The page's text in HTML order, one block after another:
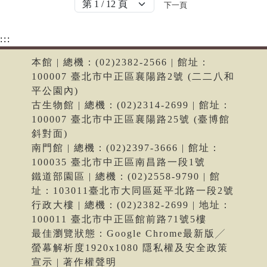
下一頁
:::
本館 | 總機：(02)2382-2566 | 館址：
100007 臺北市中正區襄陽路2號 (二二八和
平公園內)
古生物館 | 總機：(02)2314-2699 | 館址：
100007 臺北市中正區襄陽路25號 (臺博館
斜對面)
南門館 | 總機：(02)2397-3666 | 館址：
100035 臺北市中正區南昌路一段1號
鐵道部園區 | 總機：(02)2558-9790 | 館
址：103011臺北市大同區延平北路一段2號
行政大樓 | 總機：(02)2382-2699 | 地址：
100011 臺北市中正區館前路71號5樓
最佳瀏覽狀態：Google Chrome最新版╱
螢幕解析度1920x1080 隱私權及安全政策
宣示 | 著作權聲明